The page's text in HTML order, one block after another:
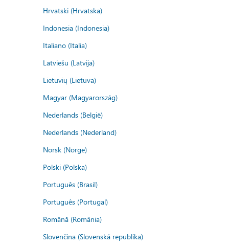
Hrvatski (Hrvatska)
Indonesia (Indonesia)
Italiano (Italia)
Latviešu (Latvija)
Lietuvių (Lietuva)
Magyar (Magyarország)
Nederlands (België)
Nederlands (Nederland)
Norsk (Norge)
Polski (Polska)
Português (Brasil)
Português (Portugal)
Română (România)
Slovenčina (Slovenská republika)